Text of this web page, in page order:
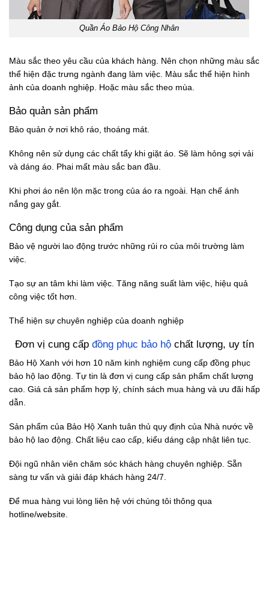
Quần Áo Bảo Hộ Công Nhân
Màu sắc theo yêu cầu của khách hàng. Nên chọn những màu sắc
thể hiện đặc trưng ngành đang làm việc. Màu sắc thể hiện hình
ảnh của doanh nghiệp. Hoặc màu sắc theo mùa.
Bảo quản sản phẩm
Bảo quản ở nơi khô ráo, thoáng mát.
Không nên sử dụng các chất tẩy khi giặt áo. Sẽ làm hỏng sợi vải
và dáng áo. Phai mất màu sắc ban đầu.
Khi phơi áo nên lộn mặc trong của áo ra ngoài. Hạn chế ánh
nắng gay gắt.
Công dụng của sản phẩm
Bảo vệ người lao động trước những rủi ro của môi trường làm
việc.
Tạo sự an tâm khi làm việc. Tăng năng suất làm việc, hiệu quả
công việc tốt hơn.
Thể hiện sự chuyên nghiệp của doanh nghiệp
Đơn vị cung cấp đồng phục bảo hộ chất lượng, uy tín
Bảo Hộ Xanh với hơn 10 năm kinh nghiệm cung cấp đồng phục
bảo hộ lao động. Tự tin là đơn vị cung cấp sản phẩm chất lượng
cao. Giá cả sản phẩm hợp lý, chính sách mua hàng và ưu đãi hấp
dẫn.
Sản phẩm của Bảo Hộ Xanh tuân thủ quy định của Nhà nước về
bảo hộ lao động. Chất liệu cao cấp, kiểu dáng cập nhật liên tục.
Đội ngũ nhân viên chăm sóc khách hàng chuyên nghiệp. Sẵn
sàng tư vấn và giải đáp khách hàng 24/7.
Để mua hàng vui lòng liên hệ với chúng tôi thông qua
hotline/website.